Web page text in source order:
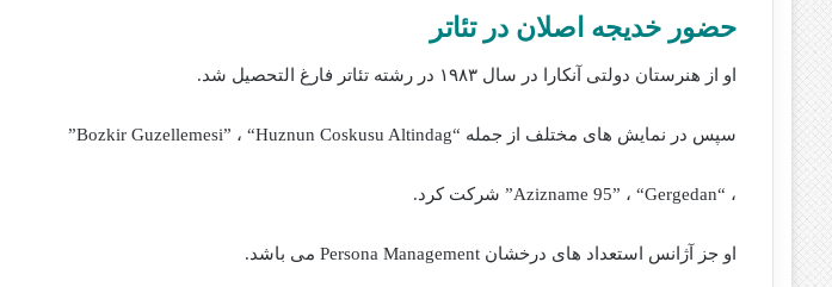
حضور خدیجه اصلان در تئاتر
او از هنرستان دولتی آنکارا در سال ۱۹۸۳ در رشته تئاتر فارغ التحصیل شد.
سپس در نمایش های مختلف از جمله “Bozkir Guzellemesi” ، “Huznun Coskusu Altindag”
، “Azizname 95” ، “Gergedan” شرکت کرد.
او جز آژانس استعداد های درخشان Persona Management می باشد.